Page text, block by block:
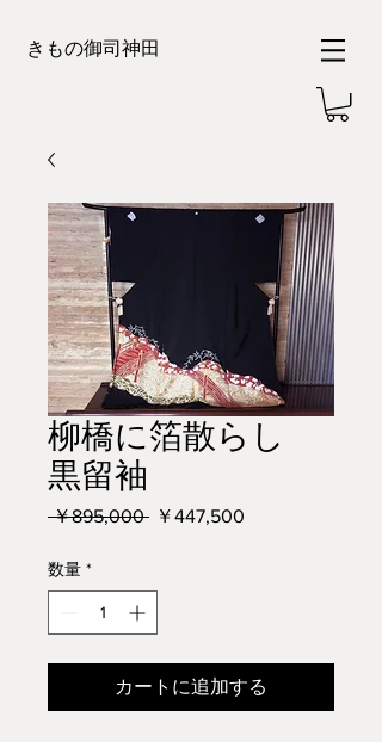
きもの御司神田
柳橋に箔散らし
黒留袖
￥895,000 通
格
￥447,500
数量 *
カートに追加する